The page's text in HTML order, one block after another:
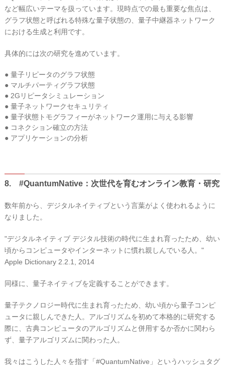
など幅広いテーマを扱っています。現時点での最も重要な焦点は、
グラフ状態と呼ばれる特殊な量子状態の、量子中継器ネットワーク
における生成と利用です。
具体的には次の研究を進めています。
● 量子リピータのグラフ状態
● マルチパーティグラフ状態
● 2Gリピータシミュレーション
● 量子ネットワークセキュリティ
● 量子状態トモグラフィーがネットワーク運用に与える影響
● コネクション確立の方法
● アプリケーションの分析
8. #QuantumNative：次世代を育むオンライン教育・研究
数年前から、デジタルネイティブという言葉がよく使われるように
なりました。
"デジタルネイティブ デジタル技術の時代に生まれ育ったため、幼い
頃からコンピュータやインターネットに慣れ親しんでいる人。"
Apple Dictionary 2.2.1, 2014
同様に、量子ネイティブを定義することができます。
量子テクノロジー時代に生まれ育ったため、幼い頃から量子コンピ
ュータに親しんできた人。アルゴリズムを初めて本格的に研究する
際に、古典コンピュータのアルゴリズムと併用するか否かに関わら
ず、量子アルゴリズムに関わった人。
我々はこうした人々を指す「#QuantumNative」というハッシュタグ